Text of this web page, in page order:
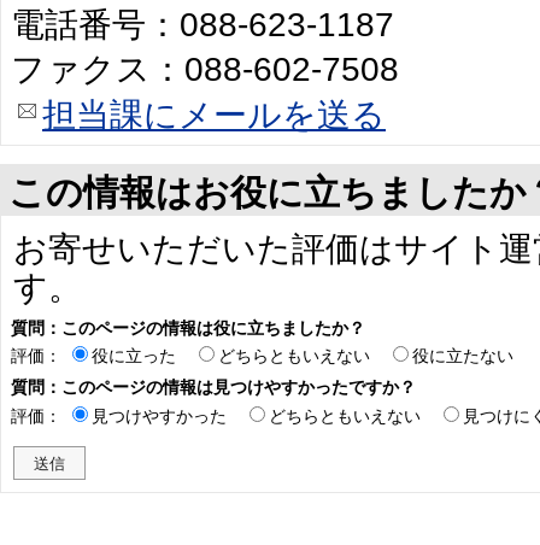
電話番号：088-623-1187
ファクス：088-602-7508
担当課にメールを送る
この情報はお役に立ちましたか
お寄せいただいた評価はサイト
す。
質問：このページの情報は役に立ちましたか？
評価：
役に立った どちらともいえない
役に立たない
質問：このページの情報は見つけやすかったですか？
評価：
見つけやすかった どちらともいえない 見つけに